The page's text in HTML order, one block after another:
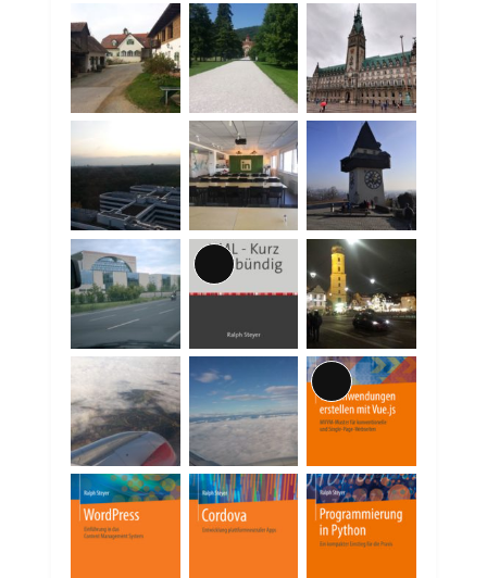
Lange
Beschreibung
Lange
Beschreibung